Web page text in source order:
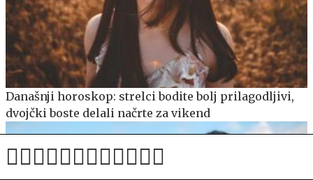
Današnji horoskop: strelci bodite bolj prilagodljivi,
dvojčki boste delali načrte za vikend